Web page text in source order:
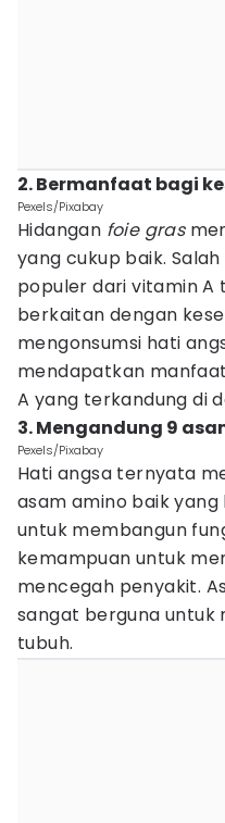
2. Bermanfaat bagi
Pexels/Pixabay
Hidangan foie gras
yang cukup baik.
populer dari vitamin A
berkaitan dengan
mengonsumsi hati
mendapatkan
A yang terkandung di
3. Mengandung 9
Pexels/Pixabay
Hati angsa ternyata
asam amino baik
untuk membangun
kemampuan untuk
mencegah penyakit.
sangat berguna
tubuh.